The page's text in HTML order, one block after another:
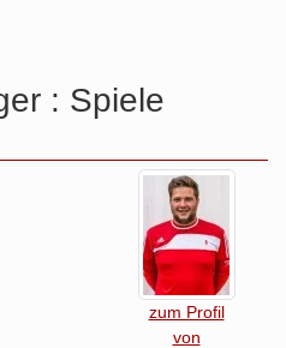
: Spiele
zum Profil
von